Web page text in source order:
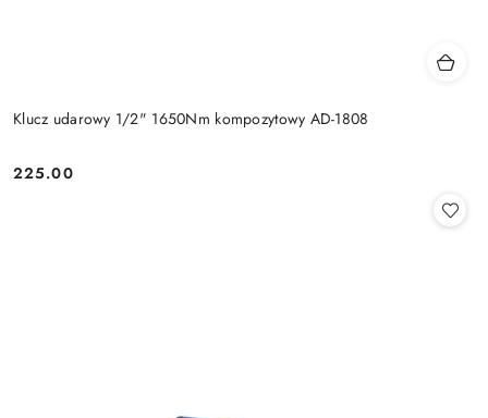
Klucz udarowy 1/2" 1650Nm kompozytowy AD-1808
Cena:
225.00